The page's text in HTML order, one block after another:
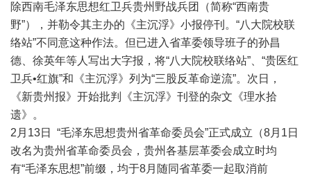
除西南毛泽东思想红卫兵贵州野战兵团（简称“西南贵
野”），并勒令其主办的《主沉浮》小报停刊。“八大院校联
络站”不同意这种作法。但已进入省革委领导班子的孙昌
德、徐英年等人写出大字报，将“八大院校联络站”、“贵医红
卫兵•红旗”和《主沉浮》列为“三股反革命逆流”。次日，
《新贵州报》开始批判《主沉浮》刊登的杂文《理水拾
遗》。
2月13日 “毛泽东思想贵州省革命委员会”正式成立（8月1日
改名为贵州省革命委员会，贵州各基层革委会成立时均
有“毛泽东思想”前缀，均于8月随同省革委一起取消前